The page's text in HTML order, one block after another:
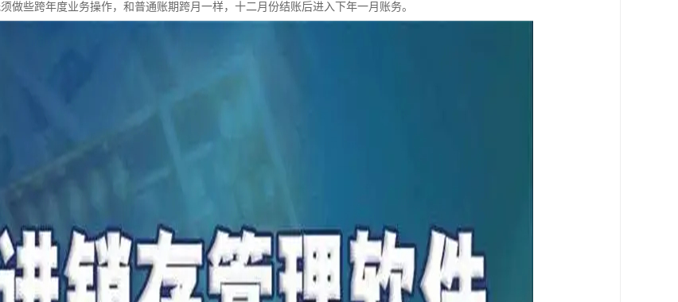
做些跨年度业务操作，和普通账期跨月一样，十二月份结账后进入下年一月账务。